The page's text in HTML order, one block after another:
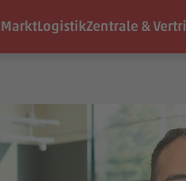
MarktLogistikZentrale &